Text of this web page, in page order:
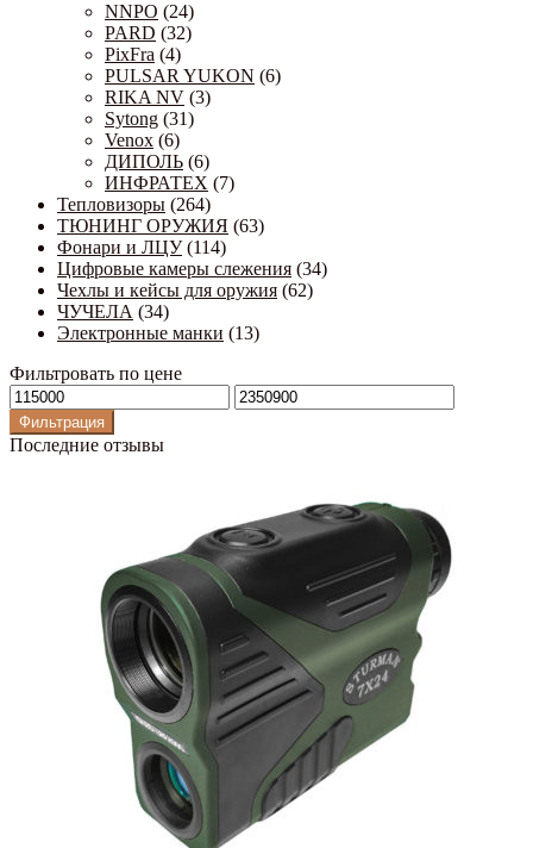
NNPO (24)
PARD (32)
PixFra (4)
PULSAR YUKON (6)
RIKA NV (3)
Sytong (31)
Venox (6)
ДИПОЛЬ (6)
ИНФРАТЕХ (7)
Тепловизоры (264)
ТЮНИНГ ОРУЖИЯ (63)
Фонари и ЛЦУ (114)
Цифровые камеры слежения (34)
Чехлы и кейсы для оружия (62)
ЧУЧЕЛА (34)
Электронные манки (13)
Фильтровать по цене
Минимальная
цена
Максимальная
цена
Фильтрация
Последние отзывы